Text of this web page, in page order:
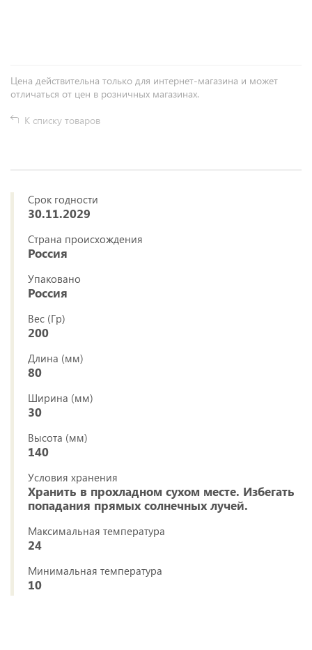
Цена действительна только для интернет-магазина и может
отличаться от цен в розничных магазинах.
К списку товаров
Срок годности
30.11.2029
Страна происхождения
Россия
Упаковано
Россия
Вес (Гр)
200
Длина (мм)
80
Ширина (мм)
30
Высота (мм)
140
Условия хранения
Хранить в прохладном сухом месте. Избегать
попадания прямых солнечных лучей.
Максимальная температура
24
Минимальная температура
10